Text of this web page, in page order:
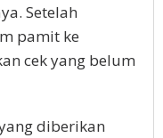
Setelah
pamit ke
cek yang belum
diberikan